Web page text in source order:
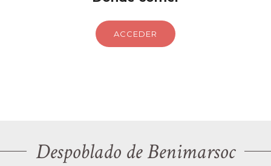
ACCEDER
Despoblado de Benimarsoc